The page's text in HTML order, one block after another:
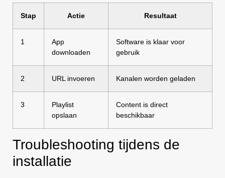
Stap Actie Resultaat
1
App
downloaden
Software is klaar voor
gebruik
2 URL invoeren Kanalen worden geladen
3
Playlist
opslaan
Content is direct
beschikbaar
Troubleshooting tijdens de
installatie